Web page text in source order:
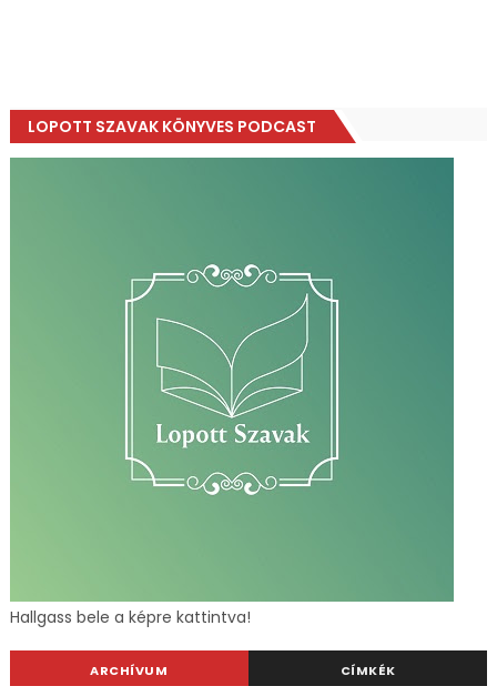
LOPOTT SZAVAK KÖNYVES PODCAST
Hallgass bele a képre kattintva!
ARCHÍVUM CÍMKÉK